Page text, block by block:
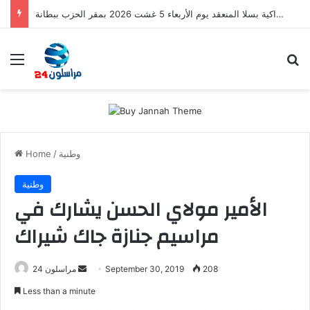
اجتماع مجلس الفرع الإقليمي لحزب التقدم والاشتراكية بسلا المنعقد يوم الأربعاء 5 غشت 2026 بمقر الحزب ببطانة
Menu
Home / وطنية
وطنية
الأمير مولاي الحسن يشارك في
مراسيم جنازة جاك شيراك
مراسلون 24 September 30, 2019 208
Less than a minute